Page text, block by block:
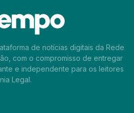
de notícias digitais da Rede
com o compromisso de entregar
e independente para os leitores
Legal.